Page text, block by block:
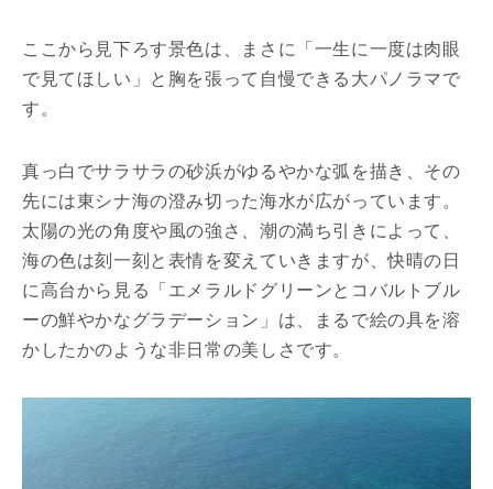
ここから見下ろす景色は、まさに「一生に一度は肉眼
で見てほしい」と胸を張って自慢できる大パノラマで
す。
真っ白でサラサラの砂浜がゆるやかな弧を描き、その
先には東シナ海の澄み切った海水が広がっています。
太陽の光の角度や風の強さ、潮の満ち引きによって、
海の色は刻一刻と表情を変えていきますが、快晴の日
に高台から見る「エメラルドグリーンとコバルトブル
ーの鮮やかなグラデーション」は、まるで絵の具を溶
かしたかのような非日常の美しさです。